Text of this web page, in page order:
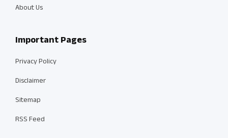
About Us
Important Pages
Privacy Policy
Disclaimer
Sitemap
RSS Feed